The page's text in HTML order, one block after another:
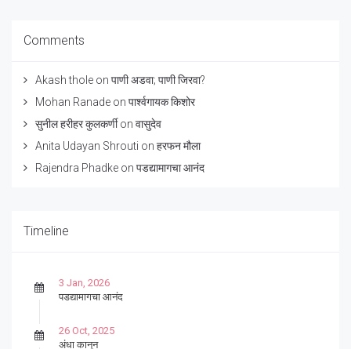
Comments
Akash thole on पाणी अडवा; पाणी जिरवा?
Mohan Ranade on पार्श्वगायक किशोर
सुनील हरीहर कुलकर्णीon वासुदेव
Anita Udayan Shrouti on हरफन मौला
Rajendra Phadke on पडद्यामागचा आनंद
Timeline
3 Jan, 2026
पडद्यामागचा आनंद
26 Oct, 2025
अंधा कानून